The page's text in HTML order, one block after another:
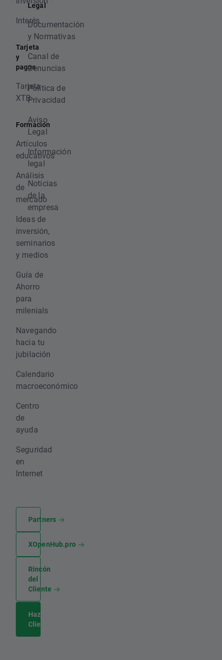
Interés
Tarjeta
y
pagos
Tarjeta
XTB
Formación
Artículos
educativos
Análisis
de
mercado
Ideas de
inversión,
seminarios
y medios
Guía de
Ahorro
para
milenials
Navegando
hacia tu
jubilación
Calendario
macroeconómico
Centro
de
ayuda
Seguridad
en
Internet
Legal
Documentación
y Normativas
Canal de
Denuncias
Política de
Privacidad
Aviso
Legal
Información
legal
Noticias
de la
empresa
Partners
XOpenHub.pro
Rincón
del
Cliente
Hazte
Cliente